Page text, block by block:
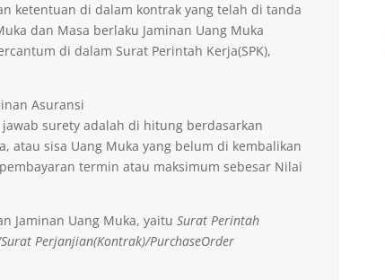
ketentuan di dalam kontrak yang telah di tanda
dan Masa berlaku Jaminan Uang Muka
di dalam Surat Perintah Kerja(SPK),
Asuransi
surety adalah di hitung berdasarkan
atau sisa Uang Muka yang belum di kembalikan
termin atau maksimum sebesar Nilai
Jaminan Uang Muka, yaituSurat Perintah
Perjanjian(Kontrak)/PurchaseOrder